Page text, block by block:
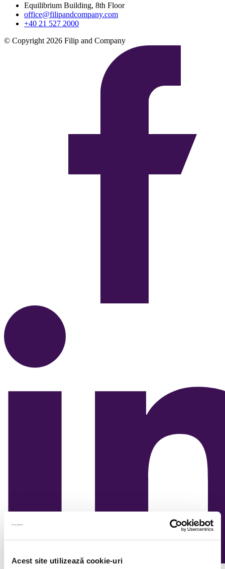
Acest site utilizează cookie-uri
Equilibrium Building, 8th Floor
office@filipandcompany.com
+40 21 527 2000
© Copyright 2026 Filip and Company